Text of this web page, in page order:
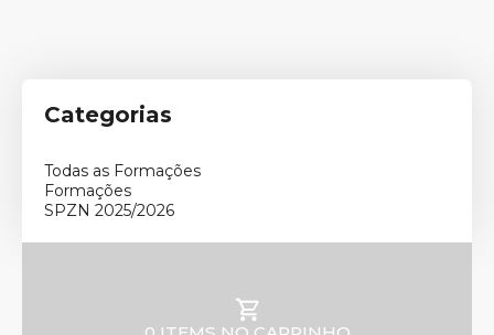
Categorias
Todas as Formações
Formações
SPZN 2025/2026